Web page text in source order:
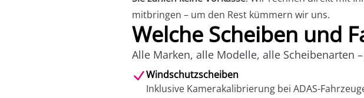
mitbringen – um den Rest kümmern wir uns.
Welche Scheiben und
Alle Marken, alle Modelle, alle Scheibenarten
Windschutzscheiben
Inklusive Kamerakalibrierung bei ADAS-